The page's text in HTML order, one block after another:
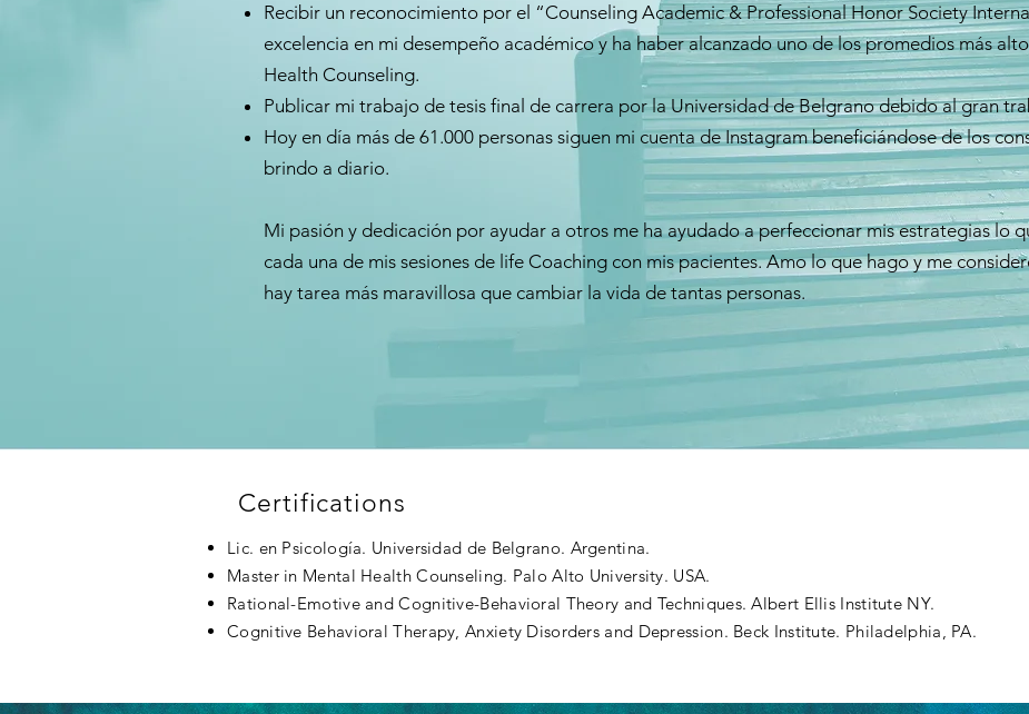
Recibir un reconocimiento por el “Counseling Academic & Professional Honor Society
excelencia en mi desempeño académico y ha haber alcanzado uno de los promedios más
Health Counseling.
Publicar mi trabajo de tesis final de carrera por la Universidad de Belgrano debido al gran
Hoy en día más de 61.000 personas siguen mi cuenta de Instagram beneficiándose de los
brindo a diario.
Mi pasión y dedicación por ayudar a otros me ha ayudado a perfeccionar mis estrategias lo
cada una de mis sesiones de life Coaching con mis pacientes. Amo lo que hago y me
hay tarea más maravillosa que cambiar la vida de tantas personas.
Certifications
Lic. en Psicología. Universidad de Belgrano. Argentina.
Master in Mental Health Counseling. Palo Alto University. USA.
Rational-Emotive and Cognitive-Behavioral Theory and Techniques. Albert Ellis Institute NY.
Cognitive Behavioral Therapy, Anxiety Disorders and Depression. Beck Institute. Philadelphia, PA.